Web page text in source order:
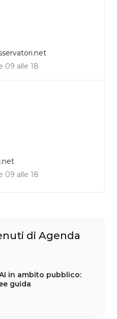
09 alle 18
09 alle 18
di Agenda
in ambito pubblico:
guida